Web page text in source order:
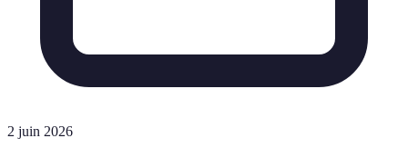
2 juin 2026